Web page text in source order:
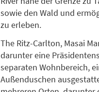
sowie den Wald und
zu erleben.
The Ritz-Carlton, Masai
darunter eine
separaten Wohnbereich,
Außenduschen